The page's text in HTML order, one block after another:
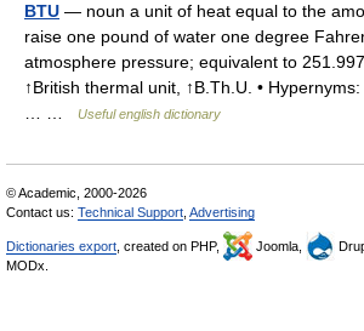
BTU — noun a unit of heat equal to the
raise one pound of water one degree
atmosphere pressure; equivalent to
↑British thermal unit, ↑B.Th.U. •
Useful english dictionary
© Academic, 2000-2026
Contact us: Technical Support Advertising
Dictionaries export , created on PHP, Joomla,
MODx.